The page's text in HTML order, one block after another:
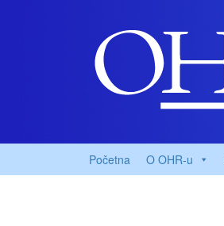
Početna O OHR-u